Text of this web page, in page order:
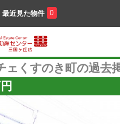
最近見た物件 0
ェくすのき町の過去